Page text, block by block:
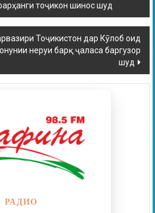
тоҷикон шинос шуд
Тоҷикистон дар Кӯлоб оид
неруи барқ ҷаласа баргузор
шуд
РАДИО